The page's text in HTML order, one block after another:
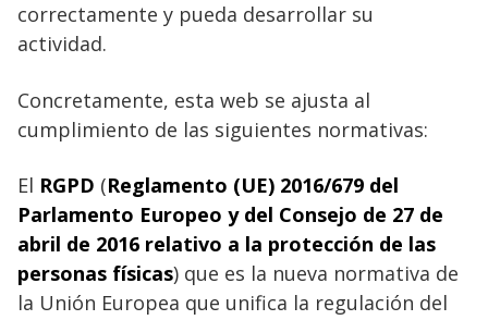
correctamente y pueda desarrollar su
actividad.
Concretamente, esta web se ajusta al
cumplimiento de las siguientes normativas:
El RGPD (Reglamento (UE) 2016/679 del
Parlamento Europeo y del Consejo de 27 de
abril de 2016 relativo a la protección de las
personas físicas) que es la nueva normativa de
la Unión Europea que unifica la regulación del